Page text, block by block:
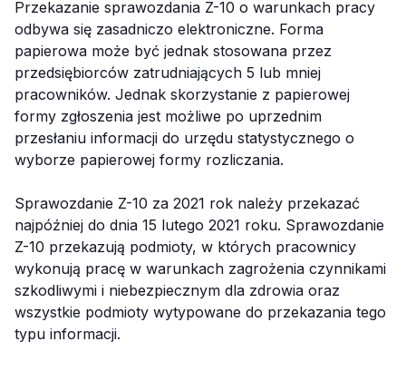
Przekazanie sprawozdania Z-10 o warunkach pracy
odbywa się zasadniczo elektroniczne. Forma
papierowa może być jednak stosowana przez
przedsiębiorców zatrudniających 5 lub mniej
pracowników. Jednak skorzystanie z papierowej
formy zgłoszenia jest możliwe po uprzednim
przesłaniu informacji do urzędu statystycznego o
wyborze papierowej formy rozliczania.
Sprawozdanie Z-10 za 2021 rok należy przekazać
najpóźniej do dnia 15 lutego 2021 roku. Sprawozdanie
Z-10 przekazują podmioty, w których pracownicy
wykonują pracę w warunkach zagrożenia czynnikami
szkodliwymi i niebezpiecznym dla zdrowia oraz
wszystkie podmioty wytypowane do przekazania tego
typu informacji.